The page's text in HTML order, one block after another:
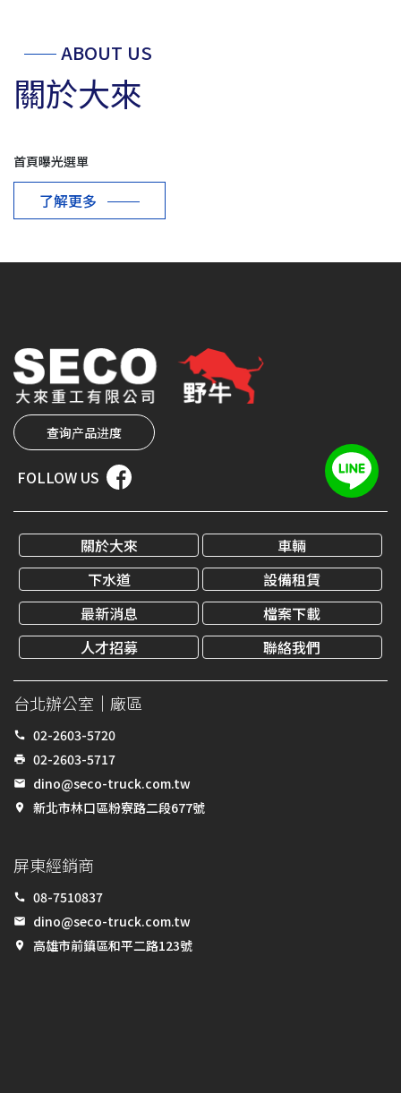
ABOUT US
關於大來
首頁曝光選單
了解更多
查询产品进度
FOLLOW US
關於大來
車輛
下水道
設備租賃
最新消息
檔案下載
人才招募
聯絡我們
台北辦公室｜廠區
call 02-2603-5720
print 02-2603-5717
email dino@seco-truck.com.tw
place 新北市林口區粉寮路二段677號
屏東經銷商
call 08-7510837
email dino@seco-truck.com.tw
place 高雄市前鎮區和平二路123號